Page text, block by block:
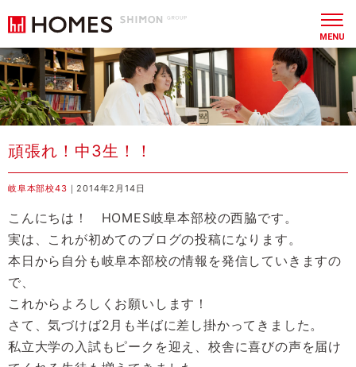
MENU
頑張れ！中3生！！
岐阜本部校43 ｜2014年2月14日
こんにちは！ HOMES岐阜本部校の西脇です。
実は、これが初めてのブログの投稿になります。
本日から自分も岐阜本部校の情報を発信していきますの
で、
これからよろしくお願いします！
さて、気づけば2月も半ばに差し掛かってきました。
私立大学の入試もピークを迎え、校舎に喜びの声を届け